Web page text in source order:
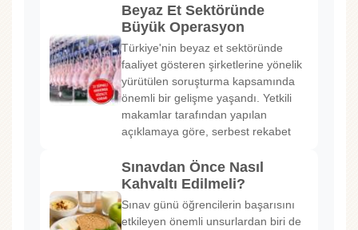
Beyaz Et Sektöründe
Büyük Operasyon
Türkiye'nin beyaz et sektöründe
faaliyet gösteren şirketlerine yönelik
yürütülen soruşturma kapsamında
önemli bir gelişme yaşandı. Yetkili
makamlar tarafından yapılan
açıklamaya göre, serbest rekabet
Sınavdan Önce Nasıl
Kahvaltı Edilmeli?
Sınav günü öğrencilerin başarısını
etkileyen önemli unsurlardan biri de